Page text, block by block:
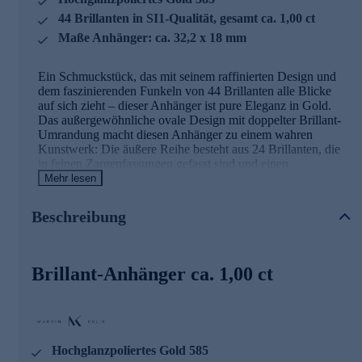
44 Brillanten in SI1-Qualität, gesamt ca. 1,00 ct
Maße Anhänger: ca. 32,2 x 18 mm
Ein Schmuckstück, das mit seinem raffinierten Design und
dem faszinierenden Funkeln von 44 Brillanten alle Blicke
auf sich zieht – dieser Anhänger ist pure Eleganz in Gold.
Das außergewöhnliche ovale Design mit doppelter Brillant-
Umrandung macht diesen Anhänger zu einem wahren
Kunstwerk: Die äußere Reihe besteht aus 24 Brillanten, die
in feinen Zargenfassungen gefasst sind und einen
harmonischen Rahmen bilden. Die innere ovale Linie wird
klassischen Brillantschliff veredelt und überzeugen mit der
Schmuckstück einen warmen, luxuriösen Glanz und
unterstreicht die Brillanz der Edelsteine perfekt. Mit seinen
Hauch von Glamour verleiht. Ein zeitloser Begleiter für
Leben lang begleiten wird. Hinweis: Die abgebildete Kette
Mehr lesen
Beschreibung
Brillant-Anhänger ca. 1,00 ct
Hochglanzpoliertes Gold 585